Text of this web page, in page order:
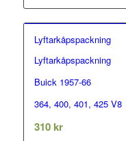
Lyftarkåpspackning
Lyftarkåpspackning
Buick 1957-66
364, 400, 401, 425 V8
310 kr